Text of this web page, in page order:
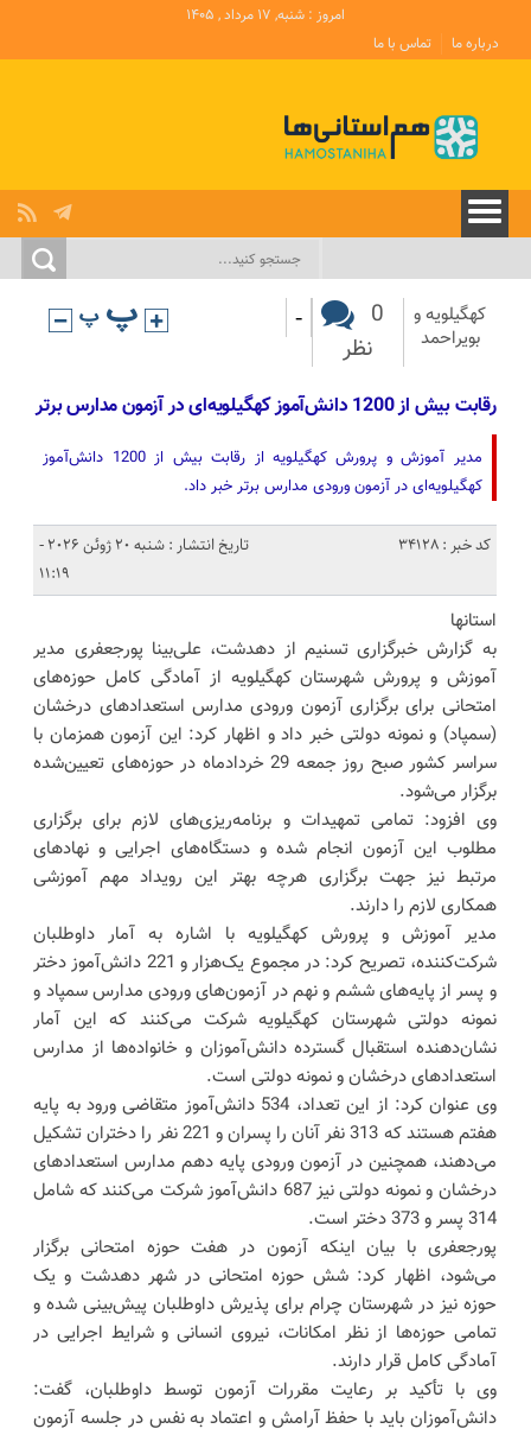
امروز : شنبه, ۱۷ مرداد , ۱۴۰۵
درباره ما
تماس با ما
کهگیلویه و
بویراحمد
0
نظر
-
رقابت بیش از 1200 دانش‌آموز کهگیلویه‌ای در آزمون مدارس برتر
مدیر آموزش و پرورش کهگیلویه از رقابت بیش از 1200 دانش‌آموز
کهگیلویه‌ای در آزمون ورودی مدارس برتر خبر داد.
کد خبر : 34128
تاریخ انتشار : شنبه 20 ژوئن 2026 -
11:19
استانها
به گزارش خبرگزاری تسنیم از دهدشت، علی‌بینا پورجعفری مدیر
آموزش و پرورش شهرستان کهگیلویه از آمادگی کامل حوزه‌های
امتحانی برای برگزاری آزمون ورودی مدارس استعدادهای درخشان
(سمپاد) و نمونه دولتی خبر داد و اظهار کرد: این آزمون همزمان با
سراسر کشور صبح روز جمعه 29 خردادماه در حوزه‌های تعیین‌شده
برگزار می‌شود.
وی افزود: تمامی تمهیدات و برنامه‌ریزی‌های لازم برای برگزاری
مطلوب این آزمون انجام شده و دستگاه‌های اجرایی و نهادهای
مرتبط نیز جهت برگزاری هرچه بهتر این رویداد مهم آموزشی
همکاری لازم را دارند.
مدیر آموزش و پرورش کهگیلویه با اشاره به آمار داوطلبان
شرکت‌کننده، تصریح کرد: در مجموع یک‌هزار و 221 دانش‌آموز دختر
و پسر از پایه‌های ششم و نهم در آزمون‌های ورودی مدارس سمپاد و
نمونه دولتی شهرستان کهگیلویه شرکت می‌کنند که این آمار
نشان‌دهنده استقبال گسترده دانش‌آموزان و خانواده‌ها از مدارس
استعدادهای درخشان و نمونه دولتی است.
وی عنوان کرد: از این تعداد، 534 دانش‌آموز متقاضی ورود به پایه
هفتم هستند که 313 نفر آنان را پسران و 221 نفر را دختران تشکیل
می‌دهند، همچنین در آزمون ورودی پایه دهم مدارس استعدادهای
درخشان و نمونه دولتی نیز 687 دانش‌آموز شرکت می‌کنند که شامل
314 پسر و 373 دختر است.
پورجعفری با بیان اینکه آزمون در هفت حوزه امتحانی برگزار
می‌شود، اظهار کرد: شش حوزه امتحانی در شهر دهدشت و یک
حوزه نیز در شهرستان چرام برای پذیرش داوطلبان پیش‌بینی شده و
تمامی حوزه‌ها از نظر امکانات، نیروی انسانی و شرایط اجرایی در
آمادگی کامل قرار دارند.
وی با تأکید بر رعایت مقررات آزمون توسط داوطلبان، گفت:
دانش‌آموزان باید با حفظ آرامش و اعتماد به نفس در جلسه آزمون